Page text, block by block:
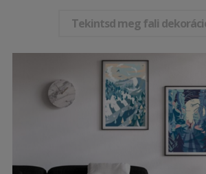
Tekintsd meg fali